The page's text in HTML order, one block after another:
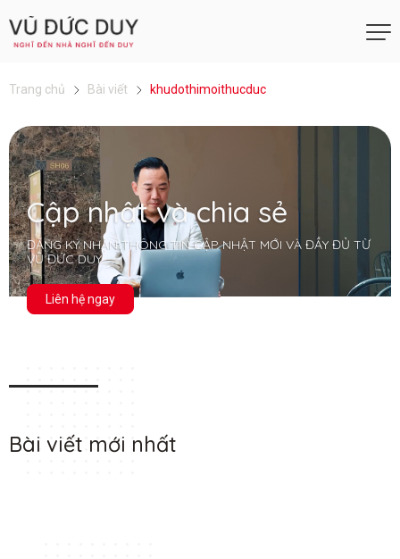
Trang chủ Bài viết khudothimoithucduc
Cập nhật và chia sẻ
ĐĂNG KÝ NHẬN THÔNG TIN CẬP NHẬT MỚI VÀ ĐẦY ĐỦ TỪ
VŨ ĐỨC DUY
Liên hệ ngay
Bài viết mới nhất